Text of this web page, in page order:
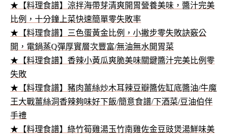
★【料理食譜】涼拌海帶芽清爽開胃營養美味，醬汁完美
比例，十分鐘上菜快速簡單零失敗率
★【料理食譜】三色蛋黃金比例，小撇步零失敗訣竅公
開，電鍋蒸Q彈厚實層次豐富/無油無水開胃菜
★【料理食譜】香辣小黃瓜爽脆美味關鍵醬汁完美比例零
失敗
★【料理食譜】豬肉薑絲炒木耳辣豆瓣醬佐缸底醬油/牛魔
王大戰薑絲洞香辣夠味好下飯/簡意食譜/下酒菜/豆油伯伴
手禮
★【料理食譜】綠竹筍雞湯玉竹南雞佐金豆豉煲湯鮮味美